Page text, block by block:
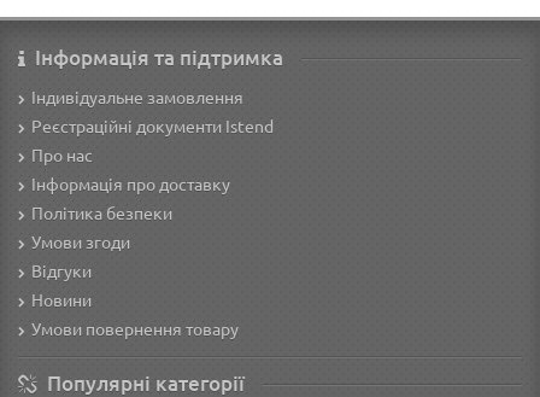
Інформація та підтримка
Індивідуальне замовлення
Реєстраційні документи Istend
Про нас
Інформація про доставку
Політика безпеки
Умови згоди
Відгуки
Новини
Умови повернення товару
Популярні категорії